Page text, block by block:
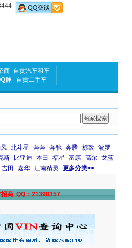
商 自贡汽车租车
群 自贡二手车
北斗星 奔奔 奔驰 奔腾 标致 波罗
斯 比亚迪 本田 福星 富康 高尔 戈蓝
吉田 嘉华 江南精灵 更多分类>>
招商 QQ：21398357